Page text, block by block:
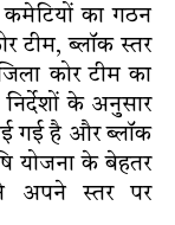
कमेटियों का गठन
टीम, ब्लॉक स्तर
कोर टीम का
के अनुसार
गई है और ब्लॉक
योजना के बेहतर
अपने स्तर पर